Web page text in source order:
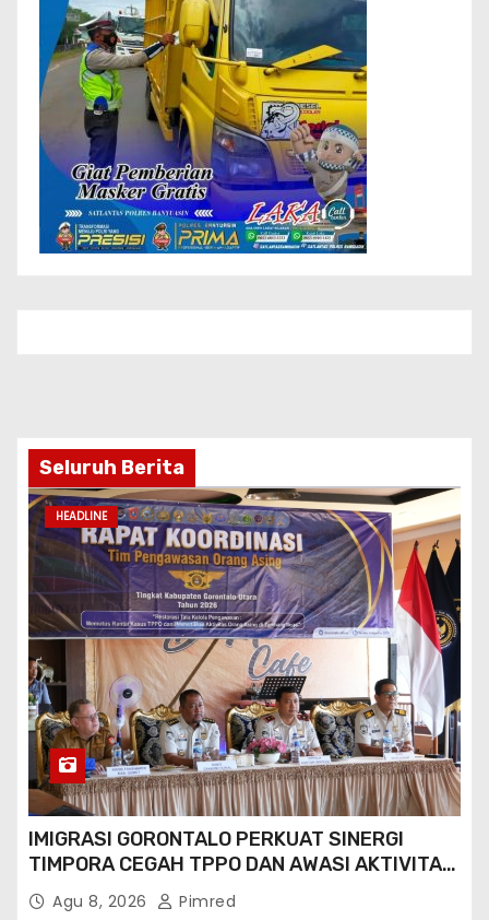
Seluruh Berita
HEADLINE
IMIGRASI GORONTALO PERKUAT SINERGI
TIMPORA CEGAH TPPO DAN AWASI AKTIVITAS
ORANG ASING DI GORONTALO UTARA
Agu 8, 2026 Pimred